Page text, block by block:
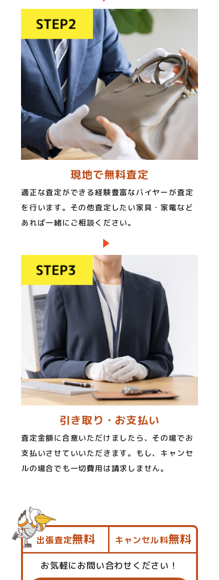
現地で無料査定
適正な査定ができる経験豊富なバイヤーが査定
を行います。その他査定したい家具・家電など
あれば一緒にご相談ください。
引き取り・お支払い
査定金額に合意いただけましたら、その場でお
支払いさせていいただきます。もし、キャンセ
ルの場合でも一切費用は請求しません。
出張査定無料 キャンセル料無料
お気軽にお問い合わせください！